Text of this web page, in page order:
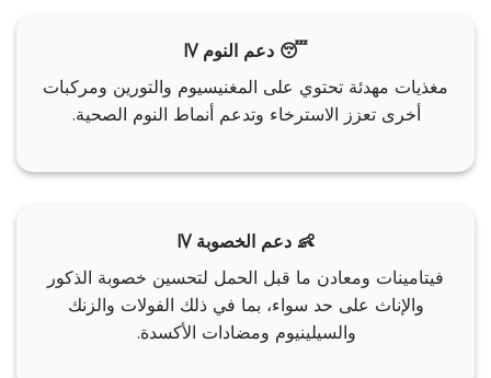
😴 دعم النوم IV
مغذيات مهدئة تحتوي على المغنيسيوم والتورين ومركبات
أخرى تعزز الاسترخاء وتدعم أنماط النوم الصحية.
👶 دعم الخصوبة IV
فيتامينات ومعادن ما قبل الحمل لتحسين خصوبة الذكور
والإناث على حد سواء، بما في ذلك الفولات والزنك
والسيلينيوم ومضادات الأكسدة.